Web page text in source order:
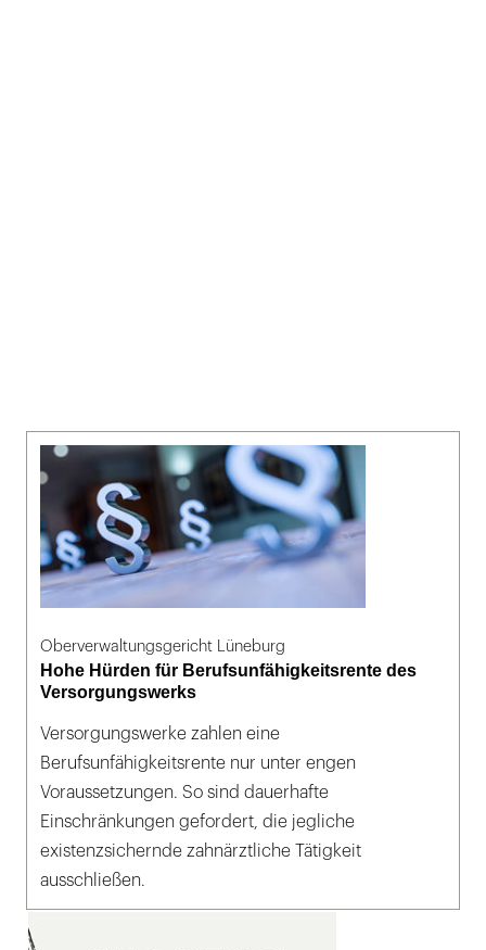
Oberverwaltungsgericht Lüneburg
Hohe Hürden für Berufsunfähigkeitsrente des
Versorgungswerks
Versorgungswerke zahlen eine
Berufsunfähigkeitsrente nur unter engen
Voraussetzungen. So sind dauerhafte
Einschränkungen gefordert, die jegliche
existenzsichernde zahnärztliche Tätigkeit
ausschließen.